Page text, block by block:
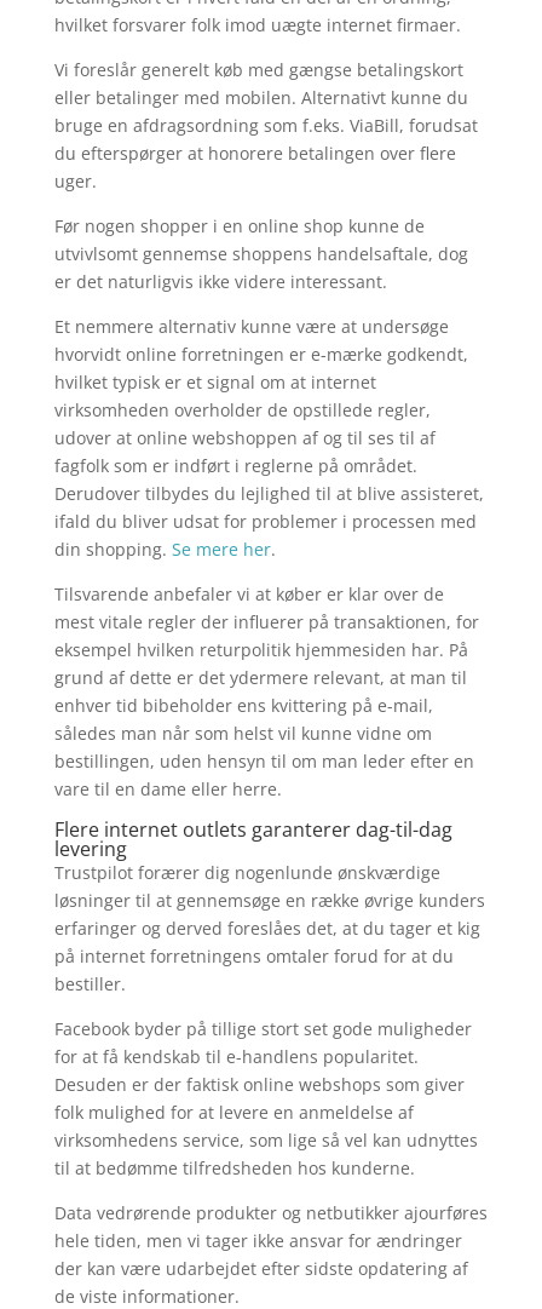
hvilket forsvarer folk imod uægte internet firmaer.
Vi foreslår generelt køb med gængse betalingskort
eller betalinger med mobilen. Alternativt kunne du
bruge en afdragsordning som f.eks. ViaBill, forudsat
du efterspørger at honorere betalingen over flere
uger.
Før nogen shopper i en online shop kunne de
utvivlsomt gennemse shoppens handelsaftale, dog
er det naturligvis ikke videre interessant.
Et nemmere alternativ kunne være at undersøge
hvorvidt online forretningen er e-mærke godkendt,
hvilket typisk er et signal om at internet
virksomheden overholder de opstillede regler,
udover at online webshoppen af og til ses til af
fagfolk som er indført i reglerne på området.
Derudover tilbydes du lejlighed til at blive assisteret,
ifald du bliver udsat for problemer i processen med
din shopping. Se mere her.
Tilsvarende anbefaler vi at køber er klar over de
mest vitale regler der influerer på transaktionen, for
eksempel hvilken returpolitik hjemmesiden har. På
grund af dette er det ydermere relevant, at man til
enhver tid bibeholder ens kvittering på e-mail,
således man når som helst vil kunne vidne om
bestillingen, uden hensyn til om man leder efter en
vare til en dame eller herre.
Flere internet outlets garanterer dag-til-dag
levering
Trustpilot forærer dig nogenlunde ønskværdige
løsninger til at gennemsøge en række øvrige kunders
erfaringer og derved foreslåes det, at du tager et kig
på internet forretningens omtaler forud for at du
bestiller.
Facebook byder på tillige stort set gode muligheder
for at få kendskab til e-handlens popularitet.
Desuden er der faktisk online webshops som giver
folk mulighed for at levere en anmeldelse af
virksomhedens service, som lige så vel kan udnyttes
til at bedømme tilfredsheden hos kunderne.
Data vedrørende produkter og netbutikker ajourføres
hele tiden, men vi tager ikke ansvar for ændringer
der kan være udarbejdet efter sidste opdatering af
de viste informationer.